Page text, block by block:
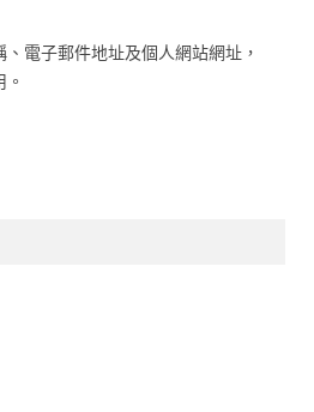
、電子郵件地址及個人網站網址，